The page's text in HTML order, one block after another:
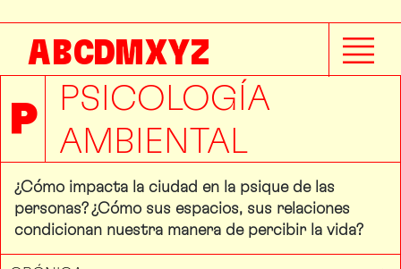
ABCDMXYZ
P
PSICOLOGÍA
AMBIENTAL
¿Cómo impacta la ciudad en la psique de las
personas? ¿Cómo sus espacios, sus relaciones
condicionan nuestra manera de percibir la vida?